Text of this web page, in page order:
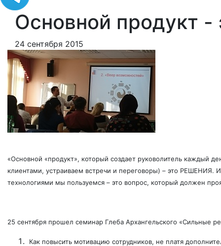
Основной продукт -
24 сентября 2015
«Основной «продукт», который создает руковолитель каждый
клиентами, устраиваем встречи и переговоры) – это
технологиями мы пользуемся – это вопрос, который должен
25 сентября прошел семинар Глеба Архангельского «Сильные
Как повысить мотивацию сотрудников, не платя